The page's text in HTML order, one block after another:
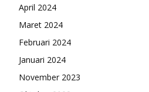
April 2024
Maret 2024
Februari 2024
Januari 2024
November 2023